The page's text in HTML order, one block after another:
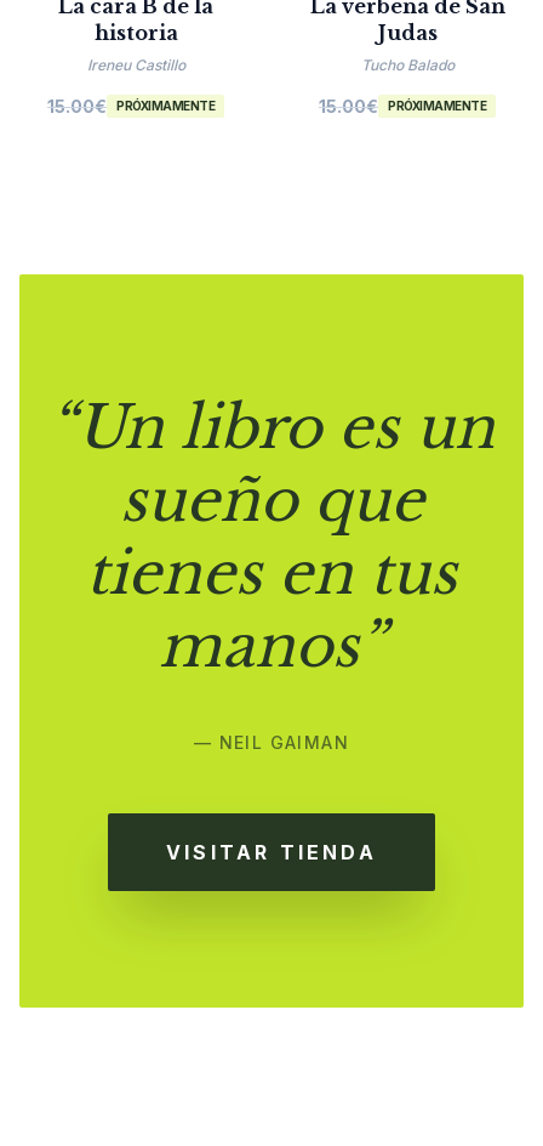
La cara B de la
historia
Ireneu Castillo
15.00€ PRÓXIMAMENTE
La verbena de San
Judas
Tucho Balado
15.00€ PRÓXIMAMENTE
“Un libro es un
sueño que
tienes en tus
manos”
— NEIL GAIMAN
VISITAR TIENDA